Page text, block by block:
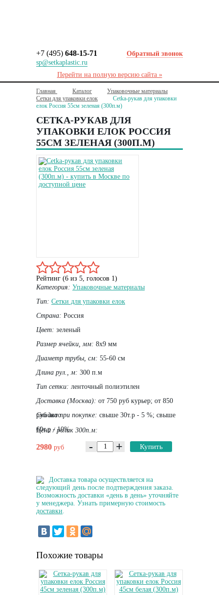
+7 (495) 648-15-71
sp@setkaplastic.ru
Обратный звонок
Перейти на полную версию сайта »
Главная Каталог
Упаковочные материалы
Сетки для упаковки елок
Сetka-рукав для упаковки
елок Россия 55см зеленая (300п.м)
СETKA-РУКАВ ДЛЯ
УПАКОВКИ ЕЛОК РОССИЯ
55СМ ЗЕЛЕНАЯ (300П.М)
Рейтинг (6 из 5, голосов 1)
Категория: Упаковочные материалы
Тип: Сетки для упаковки елок
Страна: Россия
Цвет: зеленый
Размер ячейки, мм: 8х9 мм
Диаметр трубы, cм: 55-60 см
Длина рул., м: 300 п.м
Тип сетки: ленточный полиэтилен
Доставка (Москва): от 750 руб курьер; от 850
руб авто
Скидка при покупке: свыше 30т.р - 5 %; свыше
60т.р - 10%
Цена / ролик 300п.м:
2980 руб - + Купить
Доставка товара осуществляется на
следующий день после подтверждения заказа.
Возможность доставки «день в день» уточняйте
у менеджера. Узнать примерную стоимость
доставки.
Похожие товары